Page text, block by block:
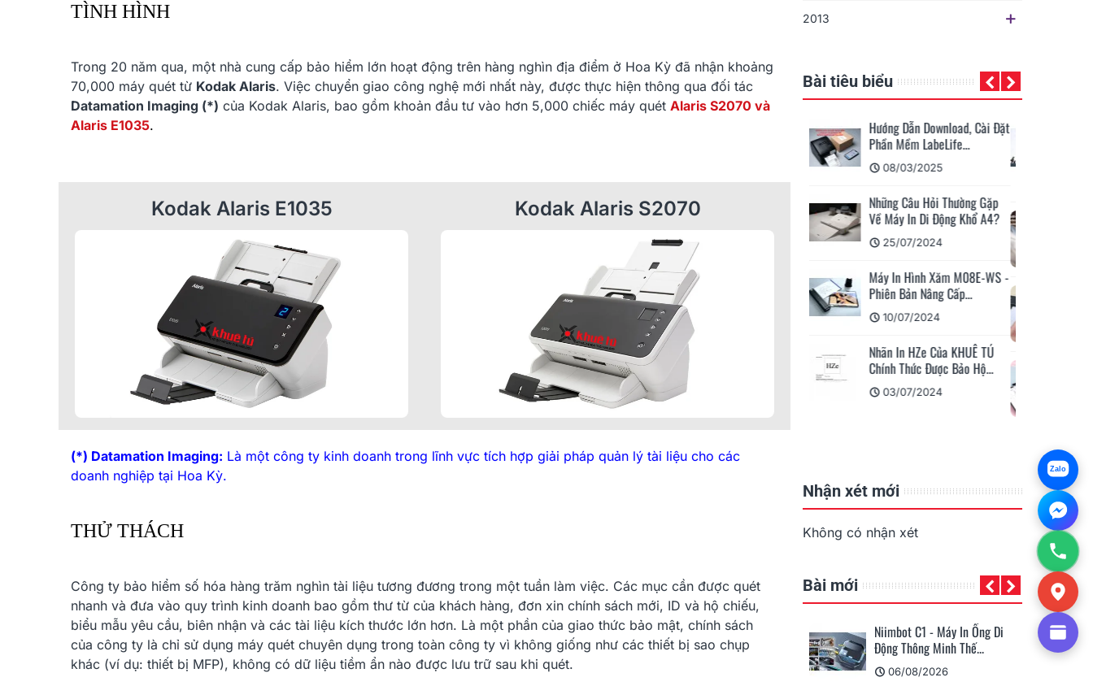
2013
Bài tiêu biểu
Những Câu Hỏi Thường Gặp
Về Máy In Di Động Khổ A4?
25/07/2024
Máy In Hình Xăm M08E-WS -
Phiên Bản Nâng Cấp...
10/07/2024
Nhãn In HZe Của KHUÊ TÚ
Chính Thức Được Bảo Hộ...
03/07/2024
KHUÊ TÚ Company Trip
2024: Hành Trình Về Xứ
Nẫu...
Máy In Di Động M110/M200
Ứng Dụng Phù Hợp Cho...
Ứng Dụng Giải Pháp In Ấn Và
Dán Nhãn Cho Giao...
Máy In Nhãn Di Động
M110/M200 Có Đáng Mua
Không?
Nhận xét mới
Không có nhận xét
Bài mới
Niimbot C1 - Máy In Ống Di
Động Thông Minh Thế...
06/08/2026
TÌNH HÌNH
Trong 20 năm qua, một nhà cung cấp bảo hiểm lớn hoạt động trên hàng nghìn địa điểm ở Hoa Kỳ đã nhận khoảng
70,000 máy quét từ Kodak Alaris. Việc chuyển giao công nghệ mới nhất này, được thực hiện thông qua đối tác
Datamation Imaging (*) của Kodak Alaris, bao gồm khoản đầu tư vào hơn 5,000 chiếc máy quét Alaris S2070 và
Alaris E1035.
Kodak Alaris E1035 Kodak Alaris S2070
(*) Datamation Imaging: Là một công ty kinh doanh trong lĩnh vực tích hợp giải pháp quản lý tài liệu cho các
doanh nghiệp tại Hoa Kỳ.
THỬ THÁCH
Công ty bảo hiểm số hóa hàng trăm nghìn tài liệu tương đương trong một tuần làm việc. Các mục cần được quét
nhanh và đưa vào quy trình kinh doanh bao gồm thư từ của khách hàng, đơn xin chính sách mới, ID và hộ chiếu,
biểu mẫu yêu cầu, biên nhận và các tài liệu kích thước lớn hơn. Là một phần của giao thức bảo mật, chính sách
của công ty là chỉ sử dụng máy quét chuyên dụng trong toàn công ty vì không giống như các thiết bị sao chụp
khác (ví dụ: thiết bị MFP), không có dữ liệu tiềm ẩn nào được lưu trữ sau khi quét.
Zalo